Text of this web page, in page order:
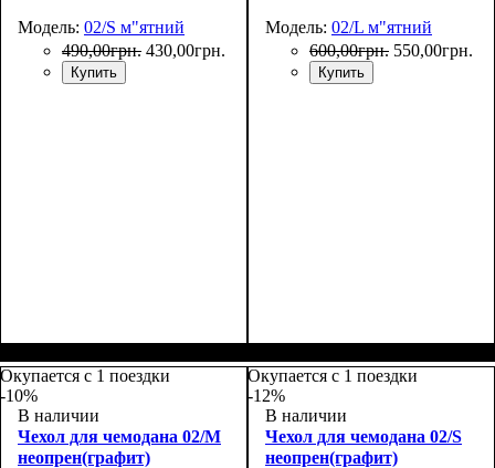
Модель: 02/S м"ятний
490,00грн. 430,00грн.
Купить
Модель: 02/L м"ятний
600,00грн. 550,00грн.
Купить
Окупается с 1 поездки
-10%
В наличии
Чехол для чемодана 02/M
неопрен(графит)
Окупается с 1 поездки
-12%
В наличии
Чехол для чемодана 02/S
неопрен(графит)